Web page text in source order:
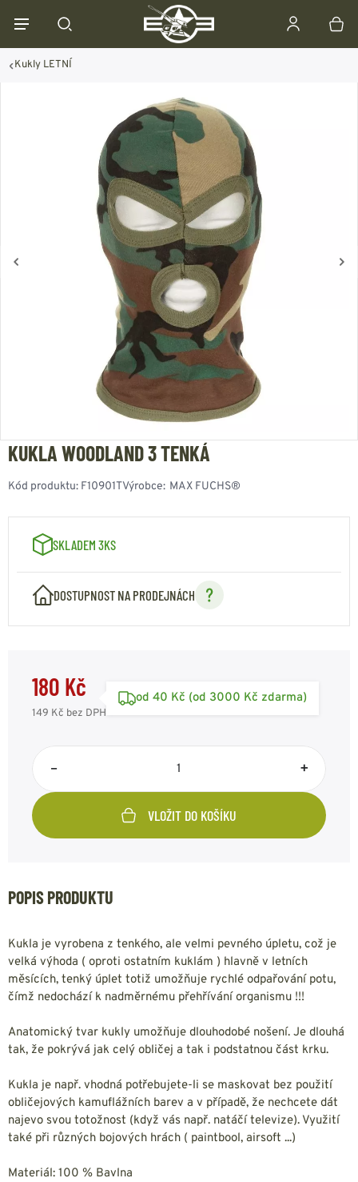
Kukly LETNÍ
KUKLA WOODLAND 3 TENKÁ
Kód produktu: F10901TVýrobce: MAX FUCHS®
SKLADEM 3KS
DOSTUPNOST NA PRODEJNÁCH
180 Kč
149 Kč bez DPH
od 40 Kč (od 3000 Kč zdarma)
– +
VLOŽIT DO KOŠÍKU
POPIS PRODUKTU
Kukla je vyrobena z tenkého, ale velmi pevného úpletu, což je
velká výhoda ( oproti ostatním kuklám ) hlavně v letních
měsících, tenký úplet totiž umožňuje rychlé odpařování potu,
čímž nedochází k nadměrnému přehřívání organismu !!!
Anatomický tvar kukly umožňuje dlouhodobé nošení. Je dlouhá
tak, že pokrývá jak celý obličej a tak i podstatnou část krku.
Kukla je např. vhodná potřebujete-li se maskovat bez použití
obličejových kamuflážních barev a v případě, že nechcete dát
najevo svou totožnost (když vás např. natáčí televize). Využití
také při různých bojových hrách ( paintbool, airsoft ...)
Materiál: 100 % Bavlna